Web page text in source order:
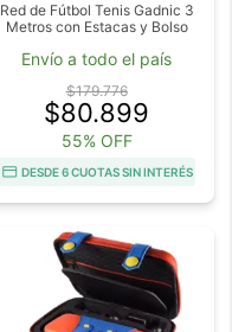
Red de Fútbol Tenis Gadnic 3
Metros con Estacas y Bolso
Envío a todo el país
$179.776
$80.899
55% OFF
DESDE 6 CUOTAS SIN INTERÉS